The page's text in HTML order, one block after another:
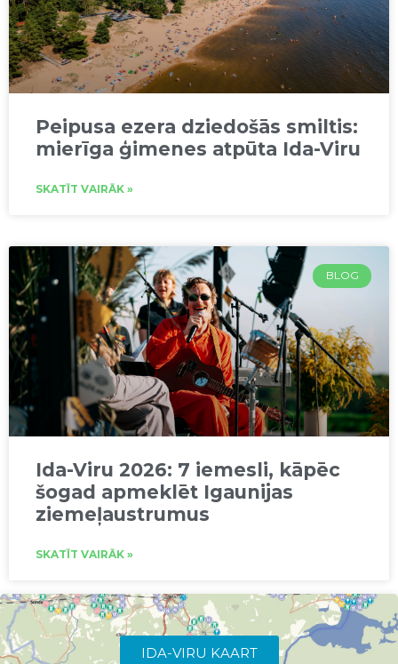
Peipusa ezera dziedošās smiltis:
mierīga ģimenes atpūta Ida-Viru
SKATĪT VAIRĀK »
BLOG
Ida-Viru 2026: 7 iemesli, kāpēc
šogad apmeklēt Igaunijas
ziemeļaustrumus
SKATĪT VAIRĀK »
IDA-VIRU KAART